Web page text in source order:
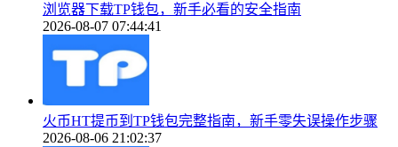
浏览器下载TP钱包，新手必看的安全指南
2026-08-07 07:44:41
火币HT提币到TP钱包完整指南，新手零失误操作步骤
2026-08-06 21:02:37